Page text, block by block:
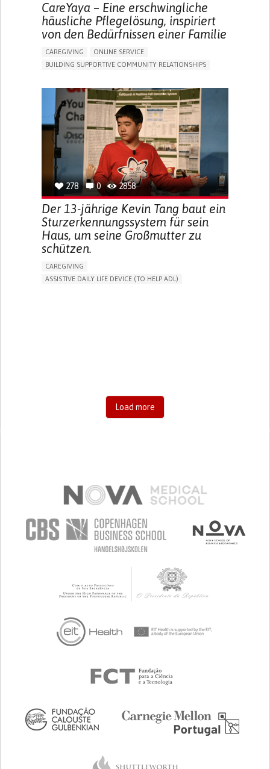
CareYaya – Eine erschwingliche
häusliche Pflegelösung, inspiriert
von den Bedürfnissen einer Familie
CAREGIVING
ONLINE SERVICE
BUILDING SUPPORTIVE COMMUNITY RELATIONSHIPS
GENERAL AND FAMILY MEDICINE
AGING
CAREGIVER SUPPORT
UNITED STATES
278 0 2858
Der 13-jährige Kevin Tang baut ein
Sturzerkennungssystem für sein
Haus, um seine Großmutter zu
schützen.
CAREGIVING
ASSISTIVE DAILY LIFE DEVICE (TO HELP ADL)
Load more